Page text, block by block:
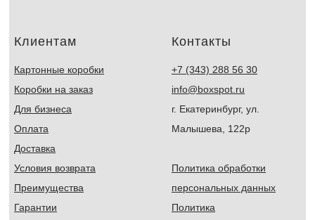
Клиентам
Картонные коробки
Коробки на заказ
Для бизнеса
Оплата
Доставка
Условия возврата
Преимущества
Гарантии
Контакты
+7 (343) 288 56 30
info@boxspot.ru
г. Екатеринбург, ул.
Малышева, 122р
Политика обработки
персональных данных
Политика